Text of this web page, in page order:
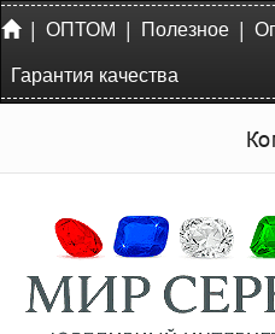
| ОПТОМ | Полезное |
Гарантия качества